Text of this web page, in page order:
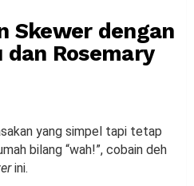
Skewer dengan
Rosemary
yang simpel tapi tetap
bilang “wah!”, cobain deh
ini.